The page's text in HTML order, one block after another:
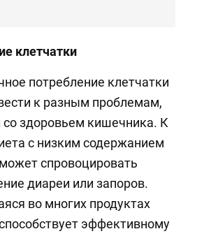
клетчатки
потребление клетчатки
к разным проблемам,
здоровьем кишечника. К
с низким содержанием
спровоцировать
диареи или запоров.
во многих продуктах
эффективному